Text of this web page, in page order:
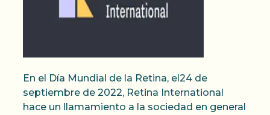
En el Día Mundial de la Retina, el24 de
septiembre de 2022, Retina International
hace un llamamiento a la sociedad en general